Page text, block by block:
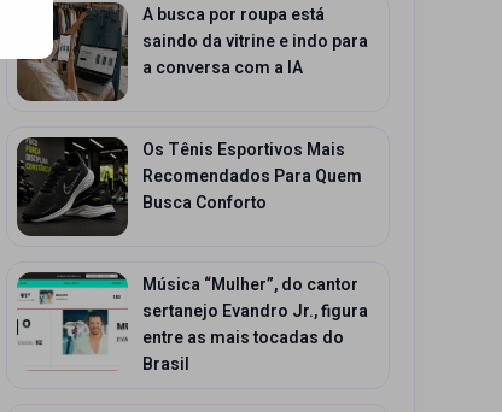
A busca por roupa está
saindo da vitrine e indo para
a conversa com a IA
Os Tênis Esportivos Mais
Recomendados Para Quem
Busca Conforto
Música “Mulher”, do cantor
sertanejo Evandro Jr., figura
entre as mais tocadas do
Brasil